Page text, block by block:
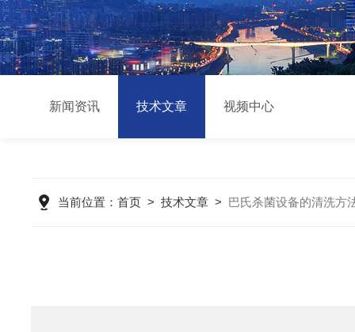
新闻资讯 技术文章 视频中心
当前位置： 首页 > 技术文章 > 巴氏杀菌设备的清洗方